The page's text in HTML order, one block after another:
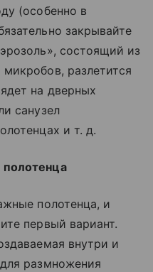
(особенно в
закрывайте
состоящий из
разлетится
на дверных
санузел
и т. д.
полотенца, и
первый вариант.
внутри и
размножения